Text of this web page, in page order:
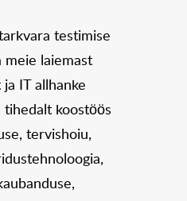
testimise
meie laiemast
IT allhanke
tihedalt koostöös
tervishoiu,